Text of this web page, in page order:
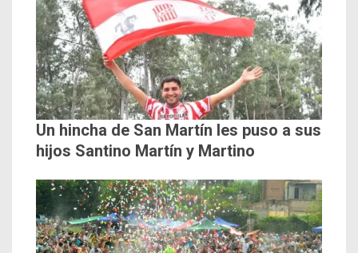
Un hincha de San Martín les puso a sus
hijos Santino Martín y Martino